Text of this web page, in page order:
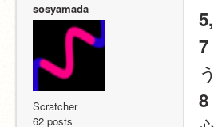
sosyamada
Scratcher
62 posts
7
8